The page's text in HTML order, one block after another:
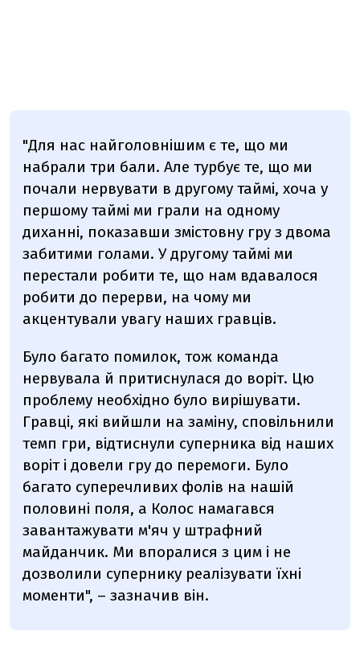
"Для нас найголовнішим є те, що ми
набрали три бали. Але турбує те, що ми
почали нервувати в другому таймі, хоча у
першому таймі ми грали на одному
диханні, показавши змістовну гру з двома
забитими голами. У другому таймі ми
перестали робити те, що нам вдавалося
робити до перерви, на чому ми
акцентували увагу наших гравців.
Було багато помилок, тож команда
нервувала й притиснулася до воріт. Цю
проблему необхідно було вирішувати.
Гравці, які вийшли на заміну, сповільнили
темп гри, відтиснули суперника від наших
воріт і довели гру до перемоги. Було
багато суперечливих фолів на нашій
половині поля, а Колос намагався
завантажувати м'яч у штрафний
майданчик. Ми впоралися з цим і не
дозволили супернику реалізувати їхні
моменти", – зазначив він.